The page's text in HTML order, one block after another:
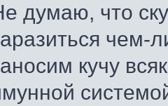
думаю, что
чем-
кучу